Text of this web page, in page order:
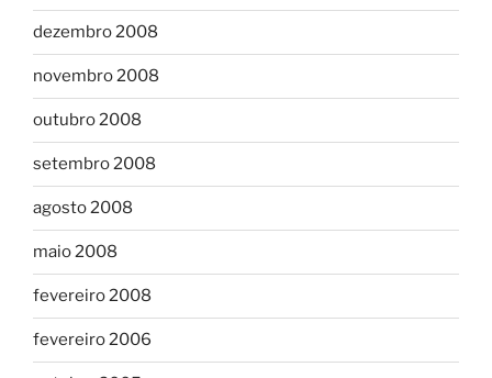
dezembro 2008
novembro 2008
outubro 2008
setembro 2008
agosto 2008
maio 2008
fevereiro 2008
fevereiro 2006